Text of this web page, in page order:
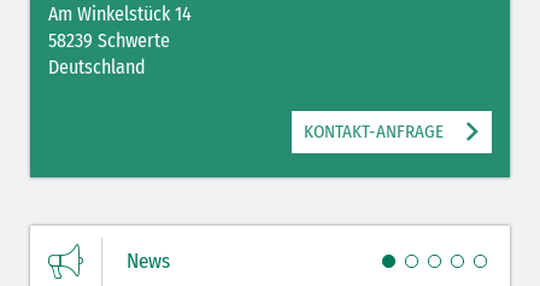
Mit Ihrer PLZ erreicht Ihre Nachricht direkt den für Sie zuständigen
Am Winkelstück 14
58239 Schwerte
Deutschland
KONTAKT-ANFRAGE
News